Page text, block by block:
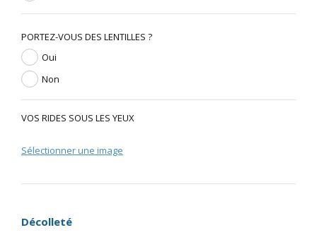
PORTEZ-VOUS DES LENTILLES ?
Oui
Non
VOS RIDES SOUS LES YEUX
Sélectionner une image
Décolleté